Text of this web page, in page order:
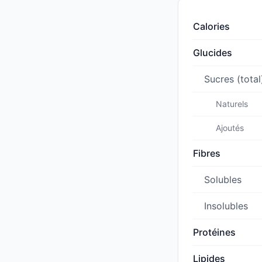
Calories
Glucides
Sucres
Naturels
Ajoutés
Fibres
Solubles
Insolubles
Protéines
Lipides